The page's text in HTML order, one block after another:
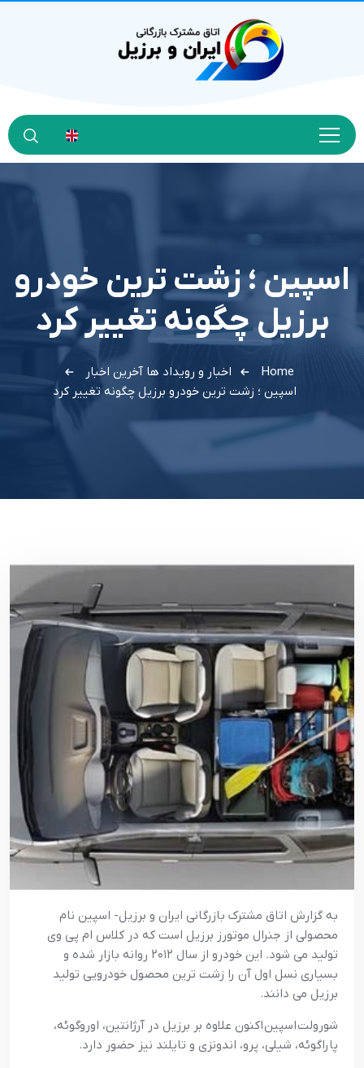
اسپین ؛ زشت ترین خودرو
برزیل چگونه تغییر کرد
Home اخبار و رویداد ها آخرین اخبار
اسپین ؛ زشت ترین خودرو برزیل چگونه تغییر کرد
به گزارش اتاق مشترک بازرگانی ایران و برزیل- اسپین نام
محصولی از جنرال موتورز برزیل است که در کلاس ام پی وی
تولید می شود. این خودرو از سال ۲۰۱۲ روانه بازار شده و
بسیاری نسل اول آن را زشت ترین محصول خودرویی تولید
برزیل می دانند.
شورولت اسپین اکنون علاوه بر برزیل در آرژانتین، اوروگوئه،
پاراگوئه، شیلی، پرو، اندونزی و تایلند نیز حضور دارد.